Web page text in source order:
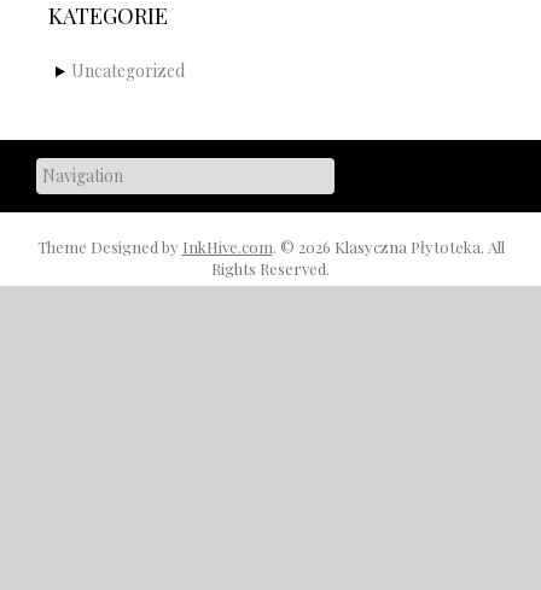
KATEGORIE
Uncategorized
Theme Designed by InkHive.com. © 2026 Klasyczna Płytoteka. All
Rights Reserved.